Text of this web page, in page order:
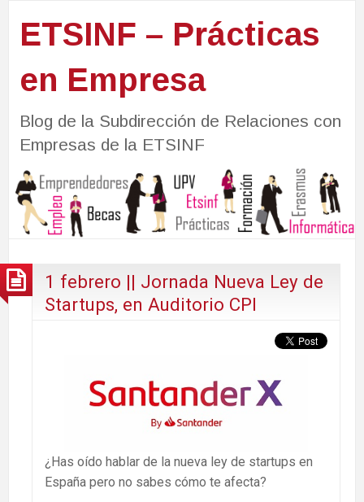
ETSINF – Prácticas
en Empresa
Blog de la Subdirección de Relaciones con
Empresas de la ETSINF
1 febrero || Jornada Nueva Ley de
Startups, en Auditorio CPI
¿Has oído hablar de la nueva ley de startups en
España pero no sabes cómo te afecta?